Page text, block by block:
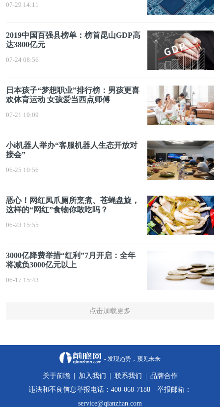
07-29 14:11
2019中国百强县榜单：榜首昆山GDP高
达3800亿元
07-24 08:56
日本孩子“梦想职业”排行榜：男孩更喜
欢体育运动 女孩爱当西点师傅
07-21 19:09
小i机器人举办“客服机器人生态开放对
接会”
06-25 10:56
恶心！网红凤爪厕所烹煮、苍蝇盘旋，
这样的“网红”食物你敢吃吗？
06-23 15:55
3000亿降费举措“红利”7月开启：全年
将减负3000亿元以上
06-17 15:43
点击加载更多
- 发现趋势，预见未来
关于前瞻 加入我们 联系我们
品牌合作
违法和不良信息举报电话：400-068-7188 举报邮箱：
service@qianzhan.com